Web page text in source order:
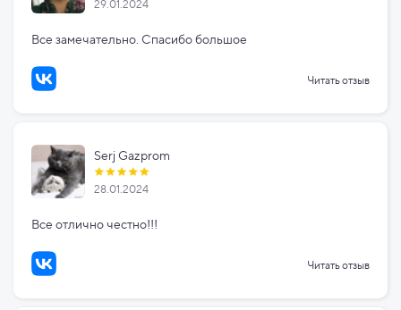
29.01.2024
Все замечательно. Спасибо большое
Читать отзыв
Serj Gazprom
28.01.2024
Все отлично честно!!!
Читать отзыв